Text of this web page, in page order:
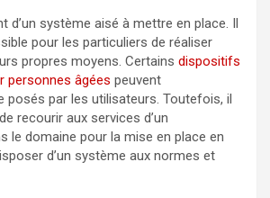
d’un système aisé à mettre en place. Il
pour les particuliers de réaliser
propres moyens. Certains dispositifs
personnes âgées peuvent
posés par les utilisateurs. Toutefois, il
recourir aux services d’un
le domaine pour la mise en place en
d’un système aux normes et